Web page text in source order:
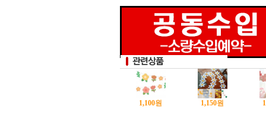
1,100원 1,150원